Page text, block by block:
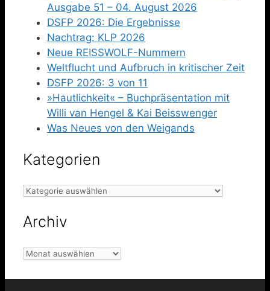
Ausgabe 51 – 04. August 2026
DSFP 2026: Die Ergebnisse
Nachtrag: KLP 2026
Neue REISSWOLF-Nummern
Weltflucht und Aufbruch in kritischer Zeit
DSFP 2026: 3 von 11
»Hautlichkeit« – Buchpräsentation mit
Willi van Hengel & Kai Beisswenger
Was Neues von den Weigands
Kategorien
Kategorien
Archiv
Archiv